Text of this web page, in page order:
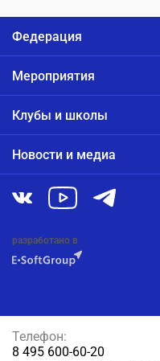
Федерация
Мероприятия
Клубы и школы
Новости и медиа
разработано в
Телефон:
8 495 600-60-20